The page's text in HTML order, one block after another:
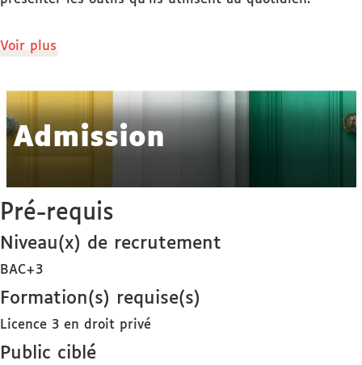
Voir plus
Admission
Pré-requis
Niveau(x) de recrutement
BAC+3
Formation(s) requise(s)
Licence 3 en droit privé
Public ciblé